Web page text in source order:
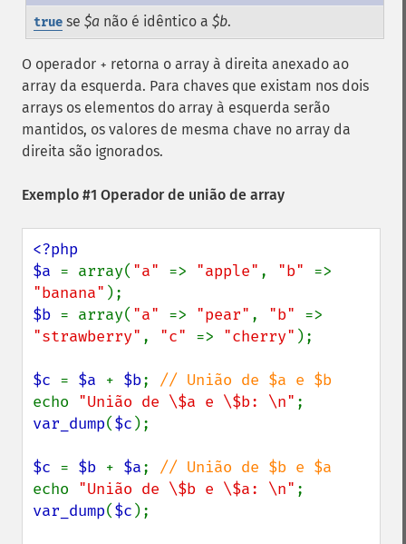
truese $a não é idêntico a $b.
O operador + retorna o array à direita anexado ao
array da esquerda. Para chaves que existam nos dois
arrays os elementos do array à esquerda serão
mantidos, os valores de mesma chave no array da
direita são ignorados.
Exemplo #1 Operador de união de array
<?php
$a = array( "a" => "apple" , "b"
"banana"
$b = array( "a" => "pear" , "b"
"strawberry" , "c" => "cherry" );
$c = $a + $b;
echo "União de \$a e \$b: \n"
var_dump($c );
$c = $b + $a;
echo "União de \$b e \$a: \n"
var_dump($c );